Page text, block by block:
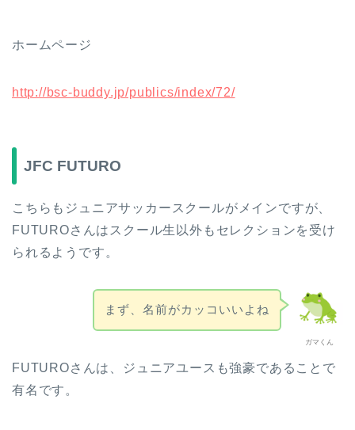
ホームページ
http://bsc-buddy.jp/publics/index/72/
JFC FUTURO
こちらもジュニアサッカースクールがメインですが、
FUTUROさんはスクール生以外もセレクションを受け
られるようです。
ガマくん
まず、名前がカッコいいよね
FUTUROさんは、ジュニアユースも強豪であることで
有名です。